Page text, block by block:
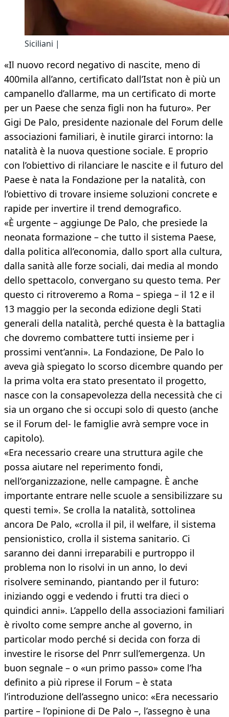
Siciliani |
«Il nuovo record negativo di nascite, meno di
400mila all’anno, certificato dall’Istat non è più un
campanello d’allarme, ma un certificato di morte
per un Paese che senza figli non ha futuro». Per
Gigi De Palo, presidente nazionale del Forum delle
associazioni familiari, è inutile girarci intorno: la
natalità è la nuova questione sociale. E proprio
con l’obiettivo di rilanciare le nascite e il futuro del
Paese è nata la Fondazione per la natalità, con
l’obiettivo di trovare insieme soluzioni concrete e
rapide per invertire il trend demografico.
«È urgente – aggiunge De Palo, che presiede la
neonata formazione – che tutto il sistema Paese,
dalla politica all’economia, dallo sport alla cultura,
dalla sanità alle forze sociali, dai media al mondo
dello spettacolo, convergano su questo tema. Per
questo ci ritroveremo a Roma – spiega – il 12 e il
13 maggio per la seconda edizione degli Stati
generali della natalità, perché questa è la battaglia
che dovremo combattere tutti insieme per i
prossimi vent’anni». La Fondazione, De Palo lo
aveva già spiegato lo scorso dicembre quando per
la prima volta era stato presentato il progetto,
nasce con la consapevolezza della necessità che ci
sia un organo che si occupi solo di questo (anche
se il Forum del- le famiglie avrà sempre voce in
capitolo).
«Era necessario creare una struttura agile che
possa aiutare nel reperimento fondi,
nell’organizzazione, nelle campagne. È anche
importante entrare nelle scuole a sensibilizzare su
questi temi». Se crolla la natalità, sottolinea
ancora De Palo, «crolla il pil, il welfare, il sistema
pensionistico, crolla il sistema sanitario. Ci
saranno dei danni irreparabili e purtroppo il
problema non lo risolvi in un anno, lo devi
risolvere seminando, piantando per il futuro:
iniziando oggi e vedendo i frutti tra dieci o
quindici anni». L’appello della associazioni familiari
è rivolto come sempre anche al governo, in
particolar modo perché si decida con forza di
investire le risorse del Pnrr sull’emergenza. Un
buon segnale – o «un primo passo» come l’ha
definito a più riprese il Forum – è stata
l’introduzione dell’assegno unico: «Era necessario
partire – l’opinione di De Palo –, l’assegno è una